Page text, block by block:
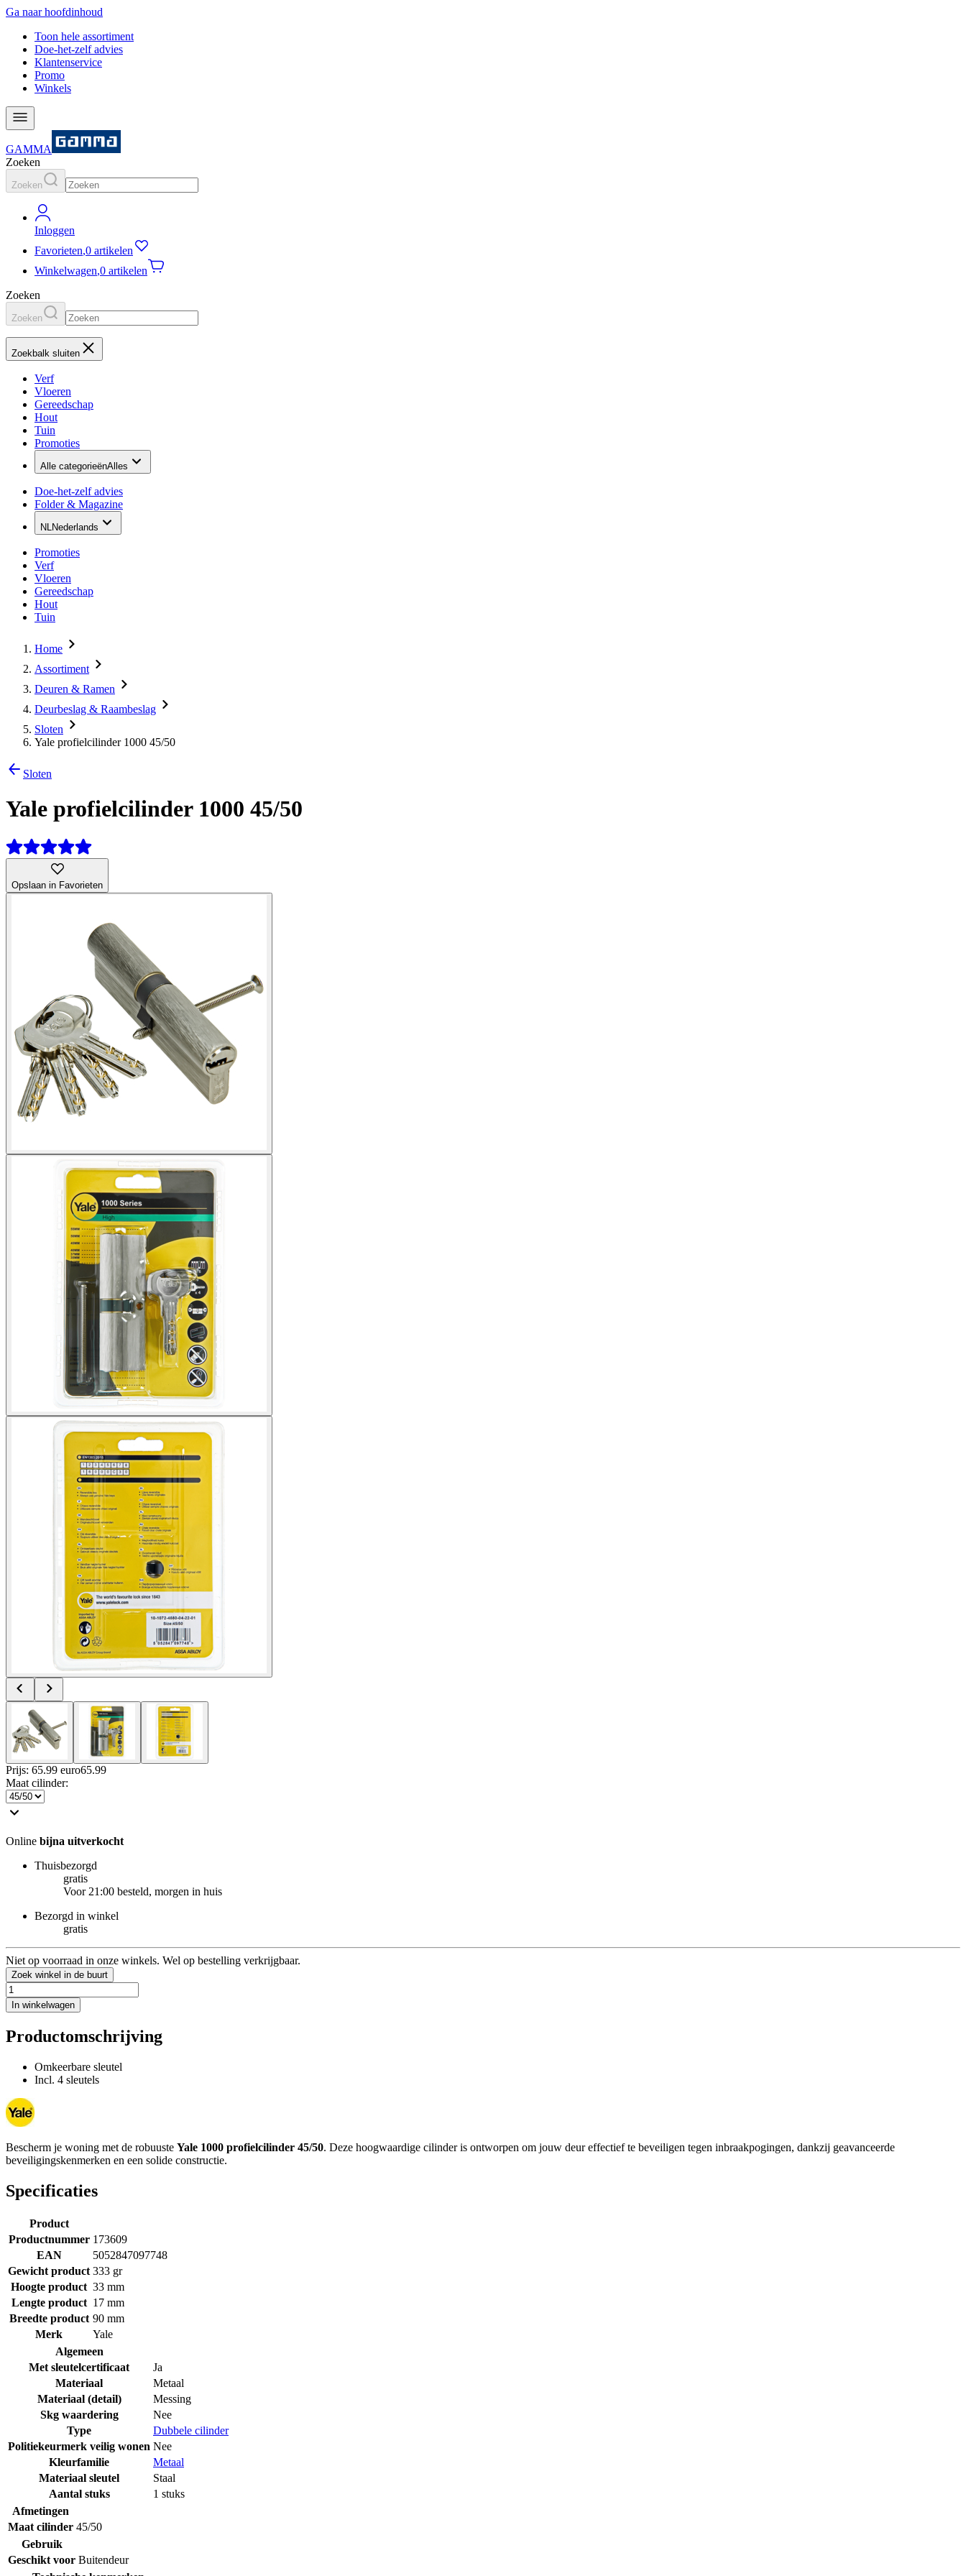
Ga naar hoofdinhoud
Toon hele assortiment
Doe-het-zelf advies
Klantenservice
Promo
Winkels
GAMMA
Zoeken
Zoeken
Inloggen
Favorieten,0 artikelen
Winkelwagen,0 artikelen
Zoeken
Zoeken
Zoekbalk sluiten
Verf
Vloeren
Gereedschap
Hout
Tuin
Promoties
Alle categorieënAlles
Doe-het-zelf advies
Folder & Magazine
NLNederlands
Promoties
Verf
Vloeren
Gereedschap
Hout
Tuin
Home
Assortiment
Deuren & Ramen
Deurbeslag & Raambeslag
Sloten
Yale profielcilinder 1000 45/50
Sloten
Yale profielcilinder 1000 45/50
Opslaan in Favorieten
Prijs: 65.99 euro65.99
Maat cilinder:
Online bijna uitverkocht
Thuisbezorgd
gratis
Voor 21:00 besteld, morgen in huis
Bezorgd in winkel
gratis
Niet op voorraad in onze winkels. Wel op bestelling verkrijgbaar.
Zoek winkel in de buurt
In winkelwagen
Productomschrijving
Omkeerbare sleutel
Incl. 4 sleutels
Bescherm je woning met de robuuste Yale 1000 profielcilinder 45/50. Deze hoogwaardige cilinder is ontworpen om jouw deur effectief te beveiligen tegen inbraakpogingen, dankzij geavanceerde
beveiligingskenmerken en een solide constructie.
Specificaties
Product
Productnummer 173609
EAN
5052847097748
Gewicht product 333 gr
Hoogte product 33 mm
Lengte product 17 mm
Breedte product 90 mm
Merk
Yale
Algemeen
Met sleutelcertificaat
Ja
Materiaal
Metaal
Materiaal (detail)
Messing
Skg waardering
Nee
Type
Dubbele cilinder
Politiekeurmerk veilig wonen Nee
Kleurfamilie
Metaal
Materiaal sleutel
Staal
Aantal stuks
1 stuks
Afmetingen
Maat cilinder 45/50
Gebruik
Geschikt voor Buitendeur